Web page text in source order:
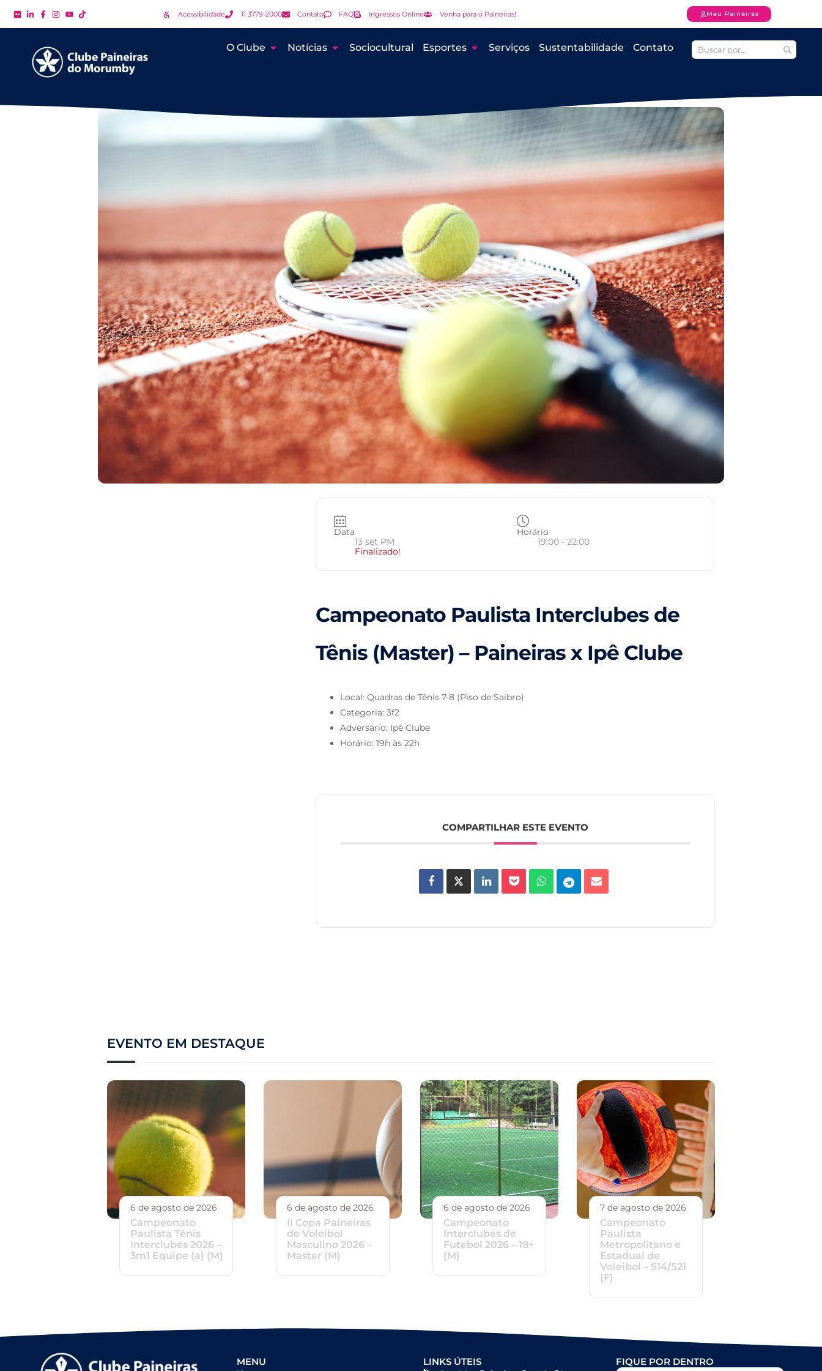
Acessibilidade 11 3779-2000 Contato FAQ Ingressos Online Venha para o Paineiras! Meu Paineiras
O Clube Notícias Sociocultural Esportes Serviços Sustentabilidade Contato
Data
13 set PM
Finalizado!
Horário
19:00 - 22:00
Campeonato Paulista Interclubes de
Tênis (Master) – Paineiras x Ipê Clube
Local: Quadras de Tênis 7-8 (Piso de Saibro)
Categoria: 3f2
Adversário: Ipê Clube
Horário: 19h às 22h
COMPARTILHAR ESTE EVENTO
EVENTO EM DESTAQUE
6 de agosto de 2026
Campeonato
Paulista Tênis
Interclubes 2026 –
3m1 Equipe (a) (M)
6 de agosto de 2026
II Copa Paineiras
de Voleibol
Masculino 2026 –
Master (M)
6 de agosto de 2026
Campeonato
Interclubes de
Futebol 2026 – 18+
(M)
7 de agosto de 2026
Campeonato
Paulista
Metropolitano e
Estadual de
Voleibol – S14/S21
(F)
MENU LINKS ÚTEIS FIQUE POR DENTRO